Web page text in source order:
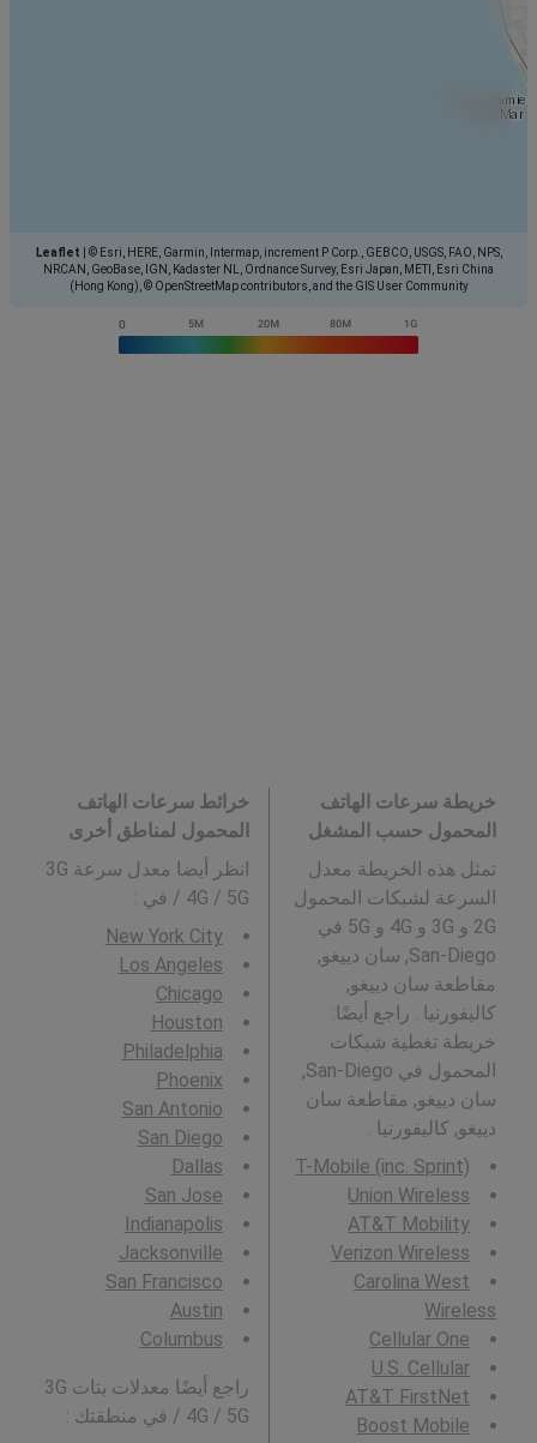
Leaflet
© Esri, HERE, Garmin, Intermap, increment P Corp., GEBCO, USGS, FAO, NPS,
NRCAN, GeoBase, IGN, Kadaster NL, Ordnance Survey, Esri Japan, METI, Esri China
(Hong Kong), © OpenStreetMap contributors, and the GIS User Community
خريطة سرعات الهاتف
المحمول حسب المشغل
تمثل هذه الخريطة معدل
السرعة لشبكات المحمول
2G و 3G و 4G و 5G في
San-Diego, سان دييغو,
مقاطعة سان دييغو,
كاليفورنيا . راجع أيضًا:
خريطة تغطية شبكات
المحمول في San-Diego,
سان دييغو, مقاطعة سان
دييغو, كاليفورنيا .
T-Mobile (inc. Sprint)
Union Wireless
AT&T Mobility
Verizon Wireless
Carolina West
Wireless
Cellular One
U.S. Cellular
AT&T FirstNet
Boost Mobile
خرائط سرعات الهاتف
المحمول لمناطق أخرى
انظر أيضا معدل سرعة 3G
/ 4G / 5G في
:
New York City
Los Angeles
Chicago
Houston
Philadelphia
Phoenix
San Antonio
San Diego
Dallas
San Jose
Indianapolis
Jacksonville
San Francisco
Austin
Columbus
راجع أيضًا معدلات بتات 3G
/ 4G / 5G في منطقتك :